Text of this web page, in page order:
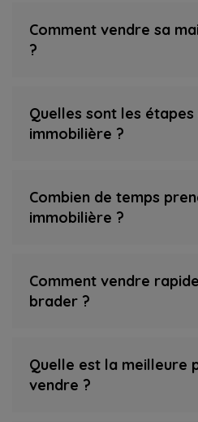
Comment vendre sa
?
Quelles sont les
immobilière ?
Combien de temps
immobilière ?
Comment vendre
brader ?
Quelle est la meilleure
vendre ?